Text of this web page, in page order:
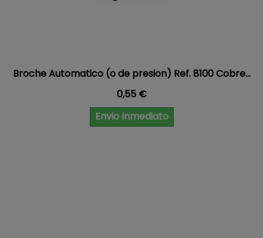
Broche Automatico (o de presion) Ref. 8100 Cobre...
Precio
0,55 €
Envio Inmediato